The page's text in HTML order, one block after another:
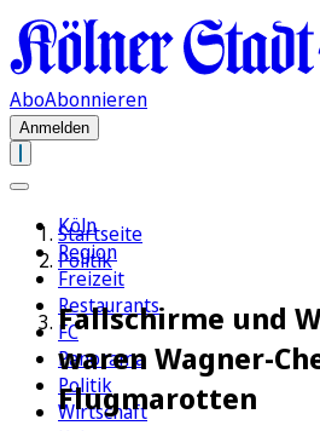
AboAbonnieren
Anmelden
Köln
Region
Freizeit
Restaurants
FC
Panorama
Politik
Wirtschaft
Startseite
Politik
Fallschirme und
waren Wagner-
Flugmarotten